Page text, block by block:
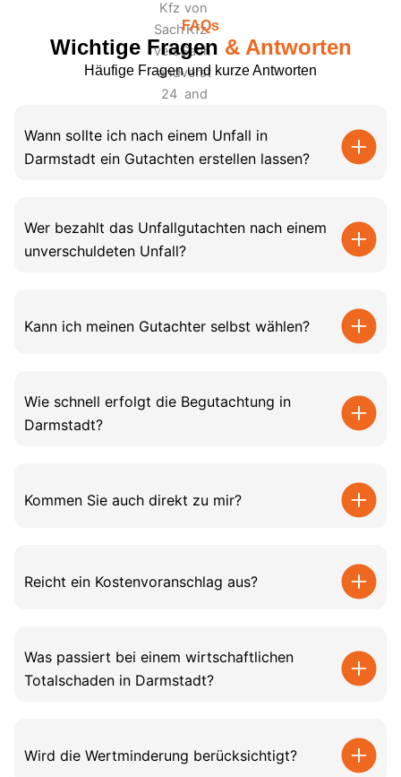
FAQs
Wichtige Fragen & Antworten
Häufige Fragen und kurze Antworten
Wann sollte ich nach einem Unfall in
Darmstadt ein Gutachten erstellen lassen?
Wer bezahlt das Unfallgutachten nach einem
unverschuldeten Unfall?
Kann ich meinen Gutachter selbst wählen?
Wie schnell erfolgt die Begutachtung in
Darmstadt?
Kommen Sie auch direkt zu mir?
Reicht ein Kostenvoranschlag aus?
Was passiert bei einem wirtschaftlichen
Totalschaden in Darmstadt?
Wird die Wertminderung berücksichtigt?